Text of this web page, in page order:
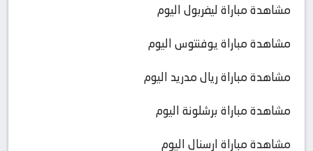
مشاهدة مباراة ليفربول اليوم
مشاهدة مباراة يوفنتوس اليوم
مشاهدة مباراة ريال مدريد اليوم
مشاهدة مباراة برشلونة اليوم
مشاهدة مباراة ارسنال اليوم